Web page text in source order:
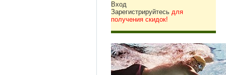
Вход
Зарегистрируйтесь для
получения скидок!